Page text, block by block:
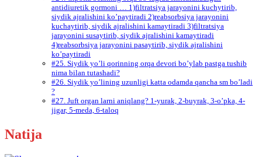
antidiuretik gormoni … 1)filtratsiya jarayonini kuchytirib,
siydik ajralishini ko’paytiradi 2)reabsorbsiya jarayonini
kuchaytirib, siydik ajralishini kamaytiradi 3)filtratsiya
jarayonini susaytirib, siydik ajralishini kamaytiradi
4)reabsorbsiya jarayonini pasaytirib, siydik ajralishini
ko’paytiradi
#25. Siydik yo’li qorinning orqa devori bo’ylab pastga tushib
nima bilan tutashadi?
#26. Siydik yo’lining uzunligi katta odamda qancha sm bo’ladi
?
#27. Juft organ larni aniqlang? 1-yurak, 2-buyrak, 3-o’pka, 4-
jigar, 5-meda, 6-taloq
Natija